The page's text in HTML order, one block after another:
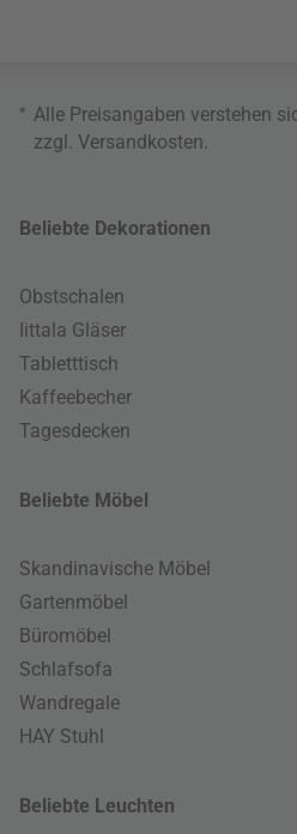
* Alle Preisangaben verstehen
zzgl. Versandkosten.
Beliebte Dekorationen
Obstschalen
Iittala Gläser
Tabletttisch
Kaffeebecher
Tagesdecken
Beliebte Möbel
Skandinavische Möbel
Gartenmöbel
Büromöbel
Schlafsofa
Wandregale
HAY Stuhl
Beliebte Leuchten